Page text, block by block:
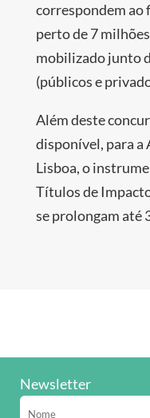
correspondem ao
perto de 7
mobilizado junto
(públicos e
Além deste
disponível, para
Lisboa, o
Títulos de
se prolongam até
Newsletter